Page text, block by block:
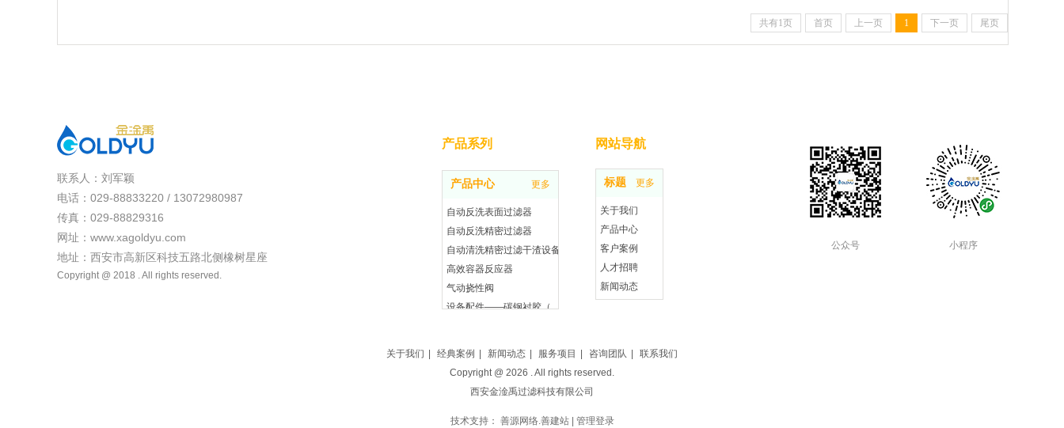
共有1页 首页 上一页 1 下一页 尾页
产品中心 更多
自动反洗表面过滤器
自动反洗精密过滤器
自动清洗精密过滤干渣设备
高效容器反应器
气动挠性阀
设备配件——碳钢衬胶（塑）罐体及管道、不锈钢（304、316L）罐体及管道
标题 更多
关于我们
产品中心
客户案例
人才招聘
新闻动态
联系人：刘军颖
电话：029-88833220 / 13072980987
传真：029-88829316
网址：www.xagoldyu.com
地址：西安市高新区科技五路北侧橡树星座
Copyright @ 2018 . All rights reserved.
产品系列 网站导航
公众号 小程序
关于我们 经典案例 新闻动态 服务项目 咨询团队
联系我们
Copyright @ 2026 . All rights reserved.
西安金淦禹过滤科技有限公司
技术支持： 善源网络.善建站| 管理登录